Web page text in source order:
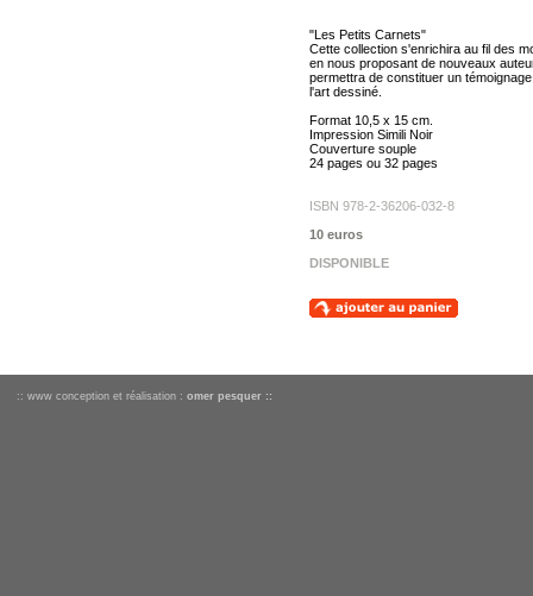
"Les Petits Carnets"
Cette collection s'enrichira au fil des
en nous proposant de nouveaux
permettra de constituer un
l'art dessiné.
Format 10,5 x 15 cm.
Impression Simili Noir
Couverture souple
24 pages ou 32 pages
ISBN 978-2-36206-032-8
10 euros
DISPONIBLE
:: www conception et réalisation : omer pesquer ::